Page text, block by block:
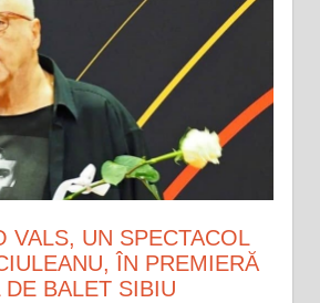
VALS, UN SPECTACOL
ÎN PREMIERĂ
DE BALET SIBIU